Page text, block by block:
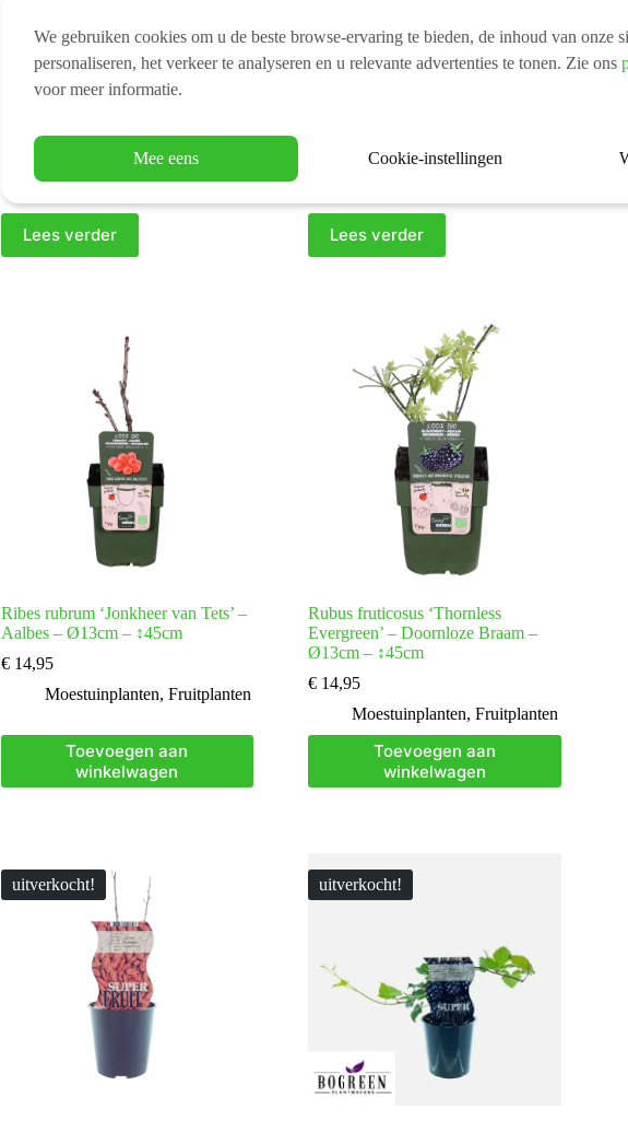
Lees verder Lees verder
Ribes rubrum ‘Jonkheer van Tets’ –
Aalbes – Ø13cm – ↕45cm
€14,95
Moestuinplanten, Fruitplanten
Toevoegen aan
winkelwagen
Rubus fruticosus ‘Thornless
Evergreen’ – Doornloze Braam –
Ø13cm – ↕45cm
€ 14,95
Moestuinplanten,Fruitplanten
Toevoegen aan
winkelwagen
uitverkocht! uitverkocht!
We gebruiken cookies om u de beste browse-ervaring te bieden, de inhoud van onze
personaliseren, het verkeer te analyseren en u relevante advertenties te tonen. Zie ons
voor meer informatie.
Mee eens Cookie-instellingen